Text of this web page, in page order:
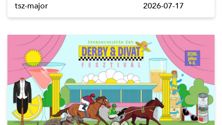
tsz-major
2026-07-17